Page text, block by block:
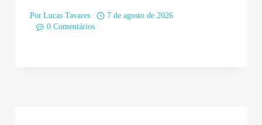
Por Lucas Tavares
7 de agosto de 2026
0 Comentários